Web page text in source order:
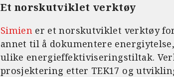
Et norskutviklet verktøy
Simiener et norskutviklet verktøy
annet til å dokumentere
ulike energieffektiviseringstiltak.
prosjektering etter TEK17 og